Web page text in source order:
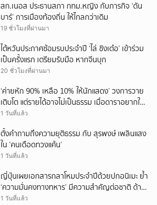
สก.เนอส ประธานสภา กทม.หญิง กับภารกิจ ‘ดัน
บาร์’ การเมืองท้องถิ่น ให้ไกลกว่าเดิม
19 ชั่วโมงที่ผ่านมา
ไต้หวันประกาศซ้อมรบประจำปี ‘ไล่ ชิงเต๋อ’ เข้าร่วม
เป็นครั้งแรก เตรียมรับมือ หากจีนบุก
20 ชั่วโมงที่ผ่านมา
‘ค่ายหัก 90% เหลือ 10% ให้นักแสดง’ วงการวาย
เติบโต แต่รายได้อาจไม่เป็นธรรม เมื่อดาราอยากให้มี
‘สัญญามาตรฐาน’
1 วันที่แล้ว
ตั้งคำถามถึงความยุติธรรม กับ สุรพงษ์ เพลินแสง
ใน ‘คนเดือดทวงแค้น’
1 วันที่แล้ว
ญี่ปุ่นเผยเอกสารกลาโหมประจำปีด้วยปกอนิเมะ ย้ำ
‘ความมั่นคงทางทหาร’ มีความสำคัญต่อชาติ ด้าน
จีนเตือน ขออย่าซ้ำรอยประวัติศาสตร์
1 วันที่แล้ว